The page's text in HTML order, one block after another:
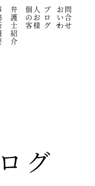
弁
護
士
紹
介
個人
のお
客様
ブ
ロ
グ
お問
い合
わせ
グ